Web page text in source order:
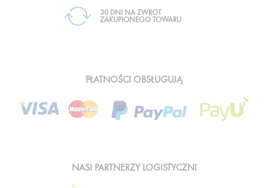
30 DNI NA ZWROT
ZAKUPIONEGO TOWARU
PŁATNOŚCI OBSŁUGUJĄ
NASI PARTNERZY LOGISTYCZNI